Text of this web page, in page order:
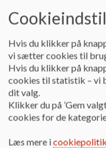
Hvis du klikker på
vi sætter cookies til
Hvis du klikker på
cookies til statistik – vi
dit valg.
Klikker du på ’Gem
cookies for de
Læs mere i